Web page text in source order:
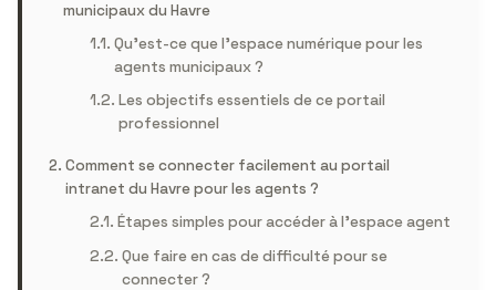
municipaux du Havre
Qu’est-ce que l’espace numérique pour les
agents municipaux ?
Les objectifs essentiels de ce portail
professionnel
Comment se connecter facilement au portail
intranet du Havre pour les agents ?
Étapes simples pour accéder à l’espace agent
Que faire en cas de difficulté pour se
connecter ?